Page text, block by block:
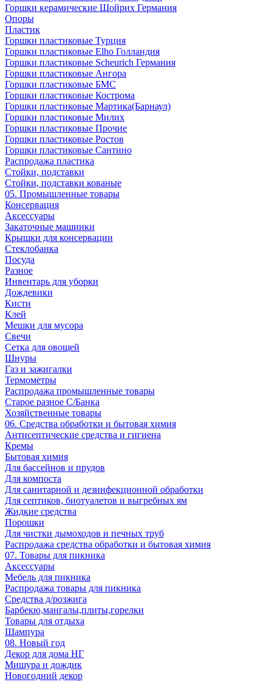
Горшки керамические Шойрих Германия
Опоры
Пластик
Горшки пластиковые Турция
Горшки пластиковые Elho Голландия
Горшки пластиковые Scheuriсh Германия
Горшки пластиковые Ангора
Горшки пластиковые БМС
Горшки пластиковые Кострома
Горшки пластиковые Мартика(Барнаул)
Горшки пластиковые Милих
Горшки пластиковые Прочие
Горшки пластиковые Ростов
Горшки пластиковые Сантино
Распродажа пластика
Стойки, подставки
Стойки, подставки кованые
05. Промышленные товары
Консервация
Аксессуары
Закаточные машинки
Крышки для консервации
Стеклобанка
Посуда
Разное
Инвентарь для уборки
Дождевики
Кисти
Клей
Мешки для мусора
Свечи
Сетка для овощей
Шнуры
Газ и зажигалки
Термометры
Распродажа промышленные товары
Старое разное С/Банка
Хозяйственные товары
06. Средства обработки и бытовая химия
Антисептические средства и гигиена
Кремы
Бытовая химия
Для бассейнов и прудов
Для компоста
Для санитарной и дезинфекционной обработки
Для септиков, биотуалетов и выгребных ям
Жидкие средства
Порошки
Для чистки дымоходов и печных труб
Распродажа средства обработки и бытовая химия
07. Товары для пикника
Аксессуары
Мебель для пикника
Распродажа товары для пикника
Средства д/розжига
Барбекю,мангалы,плиты,горелки
Товары для отдыха
Шампура
08. Новый год
Декор для дома НГ
Мишура и дождик
Новогодний декор